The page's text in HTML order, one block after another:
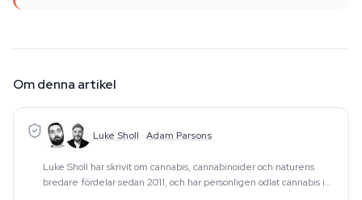
Om denna artikel
Luke Sholl · Adam Parsons
Luke Sholl har skrivit om cannabis, cannabinoider och naturens
bredare fördelar sedan 2011, och har personligen odlat cannabis i